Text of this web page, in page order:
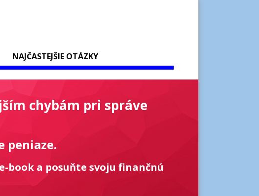
NAJČASTEJŠIE OTÁZKY
chybám pri správe
peniaze.
book a posuňte svoju finančnú